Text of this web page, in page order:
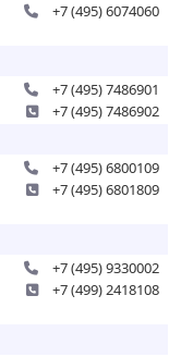
+7 (495) 6074060
+7 (495) 7486901
+7 (495) 7486902
+7 (495) 6800109
+7 (495) 6801809
+7 (495) 9330002
+7 (499) 2418108